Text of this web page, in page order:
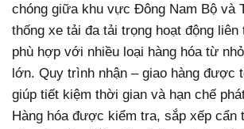
chóng giữa khu vực Đông Nam Bộ và
thống xe tải đa tải trọng hoạt động liên
phù hợp với nhiều loại hàng hóa từ
lớn. Quy trình nhận – giao hàng được
giúp tiết kiệm thời gian và hạn chế
Hàng hóa được kiểm tra, sắp xếp cẩn